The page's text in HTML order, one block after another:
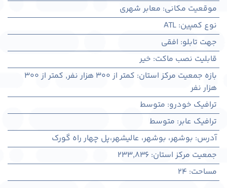
موقعیت مکانی: معابر شهری
نوع کمپین:
ATL
جهت تابلو: افقی
قابلیت نصب ماکت: خیر
بازه جمعیت مرکز استان: کمتر از ۳۰۰ هزار نفر ,
کمتر از ۳۰۰
هزار نفر
ترافیک خودرو: متوسط
ترافیک عابر: متوسط
آدرس: بوشهر، بوشهر، عالیشهر،پل چهار راه گورک
جمعیت مرکز استان:
233,836
مساحت:
24